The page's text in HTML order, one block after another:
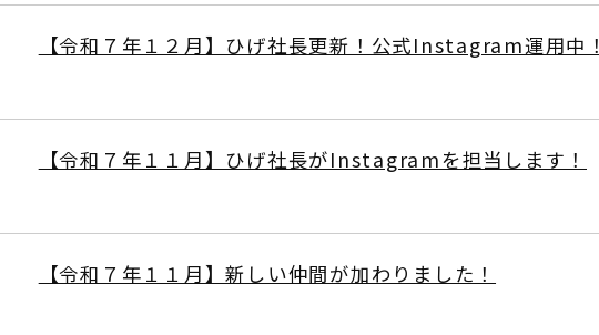
【令和７年１２月】ひげ社長更新！公式Instagram運用中！
【令和７年１１月】ひげ社長がInstagramを担当します！
【令和７年１１月】新しい仲間が加わりました！